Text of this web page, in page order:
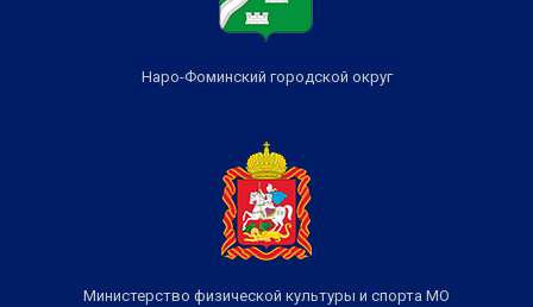
Наро-Фоминский городской округ
Министерство физической культуры и спорта МО